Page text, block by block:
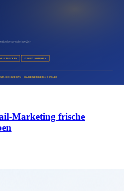
Marketing frische